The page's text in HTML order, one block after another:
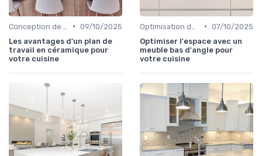
• 09/10/2025
Les avantages d'un plan de
travail en céramique pour
votre cuisine
• 07/10/2025
Optimiser l'espace avec un
meuble bas d'angle pour
votre cuisine